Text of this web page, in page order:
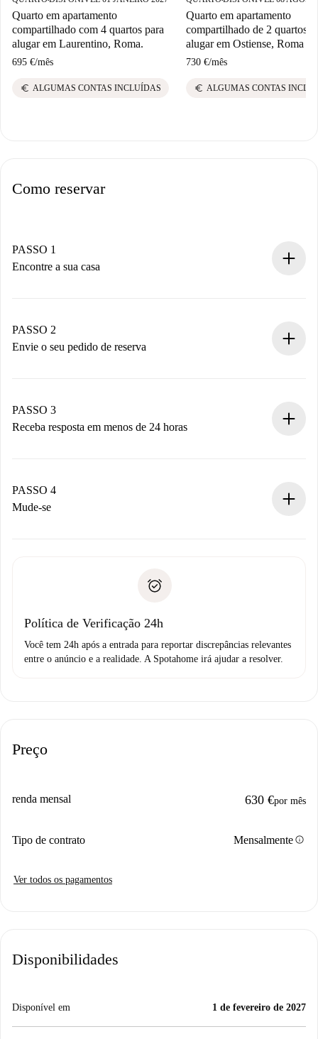
Quarto em apartamento
compartilhado com 4 quartos para
alugar em Laurentino, Roma.
695 €/mês
euro ALGUMAS CONTAS INCLUÍDAS
Quarto em apartamento
compartilhado de 2 quartos
alugar em Ostiense, Roma
730 €/mês
euro ALGUMAS CONTAS
Como reservar
PASSO 1
Encontre a sua casa
Você tem todas as informações necessárias
antecipadamente.
PASSO 2
Envie o seu pedido de reserva
Não cobramos nada até que o proprietário confirme.
PASSO 3
Receba resposta em menos de 24 horas
proprietário.
Se recusada: não cobraremos nada e ofereceremos
Débito direto bancário
PASSO 4
Mude-se
não comunicar nenhum problema.
Política de Verificação 24h
Você tem 24h após a entrada para reportar discrepâncias relevantes
entre o anúncio e a realidade. A Spotahome irá ajudar a resolver.
Preço
renda mensal 630 €por mês
Tipo de contrato Mensalmenteinfo
Ver todos os pagamentos
Disponibilidades
Disponível em 1 de fevereiro de 2027